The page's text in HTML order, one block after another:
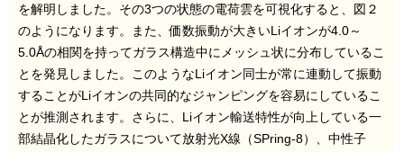
を解明しました。その3つの状態の電荷雲を可視化すると、図２
のようになります。また、価数振動が大きいLiイオンが4.0～
5.0Åの相関を持ってガラス構造中にメッシュ状に分布しているこ
とを発見しました。このようなLiイオン同士が常に連動して振動
することがLiイオンの共同的なジャンピングを容易にしているこ
とが推測されます。さらに、Liイオン輸送特性が向上している一
部結晶化したガラスについて放射光X線（SPring-8）、中性子